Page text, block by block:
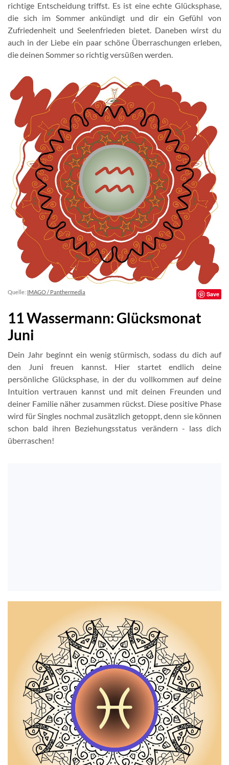
richtige Entscheidung triffst. Es ist eine echte Glücksphase,
die sich im Sommer ankündigt und dir ein Gefühl von
Zufriedenheit und Seelenfrieden bietet. Daneben wirst du
auch in der Liebe ein paar schöne Überraschungen erleben,
die deinen Sommer so richtig versüßen werden.
Quelle: IMAGO / Panthermedia Save
11 Wassermann: Glücksmonat
Juni
Dein Jahr beginnt ein wenig stürmisch, sodass du dich auf
den Juni freuen kannst. Hier startet endlich deine
persönliche Glücksphase, in der du vollkommen auf deine
Intuition vertrauen kannst und mit deinen Freunden und
deiner Familie näher zusammen rückst. Diese positive Phase
wird für Singles nochmal zusätzlich getoppt, denn sie können
schon bald ihren Beziehungsstatus verändern - lass dich
überraschen!